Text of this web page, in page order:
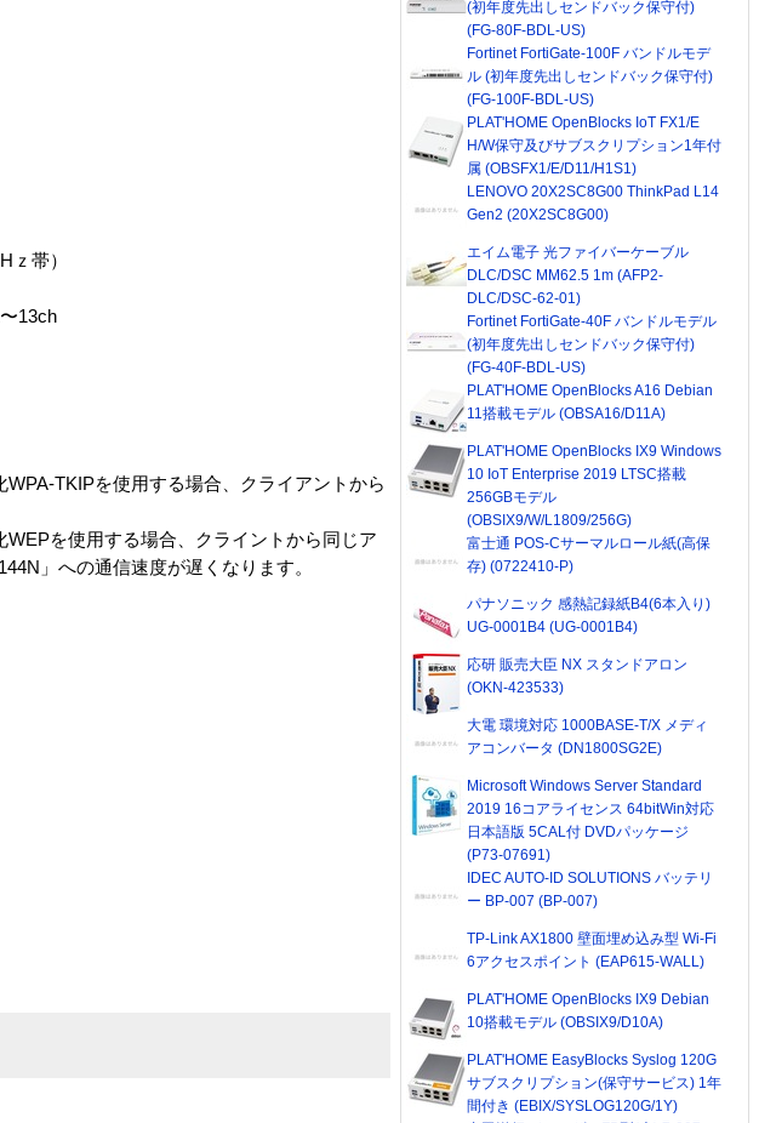
ｚ帯）
13ch
TKIPを使用する場合、クライアントから
を使用する場合、クライントから同じア
」への通信速度が遅くなります。
(初年度先出しセンドバック保守付)
(FG-80F-BDL-US)
Fortinet FortiGate-100F バンドルモデ
ル (初年度先出しセンドバック保守付)
(FG-100F-BDL-US)
PLAT'HOME OpenBlocks IoT FX1/E
H/W保守及びサブスクリプション1年付
属 (OBSFX1/E/D11/H1S1)
LENOVO 20X2SC8G00 ThinkPad L14
Gen2 (20X2SC8G00)
エイム電子 光ファイバーケーブル
DLC/DSC MM62.5 1m (AFP2-
DLC/DSC-62-01)
Fortinet FortiGate-40F バンドルモデル
(初年度先出しセンドバック保守付)
(FG-40F-BDL-US)
PLAT'HOME OpenBlocks A16 Debian
11搭載モデル (OBSA16/D11A)
PLAT'HOME OpenBlocks IX9 Windows
10 IoT Enterprise 2019 LTSC搭載
256GBモデル
(OBSIX9/W/L1809/256G)
富士通 POS-Cサーマルロール紙(高保
存) (0722410-P)
パナソニック 感熱記録紙B4(6本入り)
UG-0001B4 (UG-0001B4)
応研 販売大臣 NX スタンドアロン
(OKN-423533)
大電 環境対応 1000BASE-T/X メディ
アコンバータ (DN1800SG2E)
Microsoft Windows Server Standard
2019 16コアライセンス 64bitWin対応
日本語版 5CAL付 DVDパッケージ
(P73-07691)
IDEC AUTO-ID SOLUTIONS バッテリ
ー BP-007 (BP-007)
TP-Link AX1800 壁面埋め込み型 Wi-Fi
6アクセスポイント (EAP615-WALL)
PLAT'HOME OpenBlocks IX9 Debian
10搭載モデル (OBSIX9/D10A)
PLAT'HOME EasyBlocks Syslog 120G
サブスクリプション(保守サービス) 1年
間付き (EBIX/SYSLOG120G/1Y)